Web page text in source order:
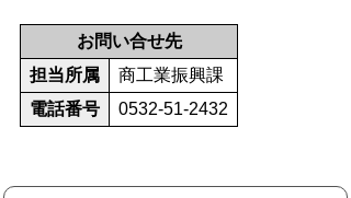
お問い合せ先
担当所属
商工業振興課
電話番号
0532-51-2432